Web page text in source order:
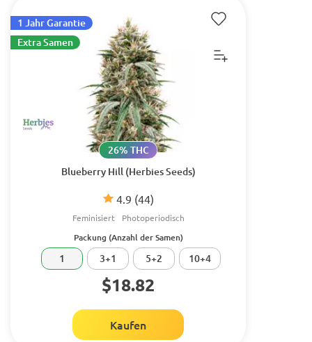
Blueberry Hill (Herbies Seeds)
4.9 (44)
26% THC
Feminisiert Photoperiodisch
1 Jahr Garantie
Extra Samen
Packung (Anzahl der Samen)
1 3+1 5+2 10+4
$18.82
Kaufen